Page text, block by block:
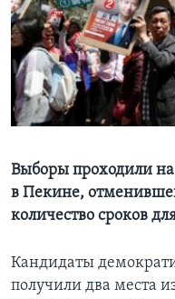
Learning English
СОЦИАЛЬНЫЕ СЕТИ
Языки
Выборы проходили
в Пекине,
количество сроков
Кандидаты
получили два места